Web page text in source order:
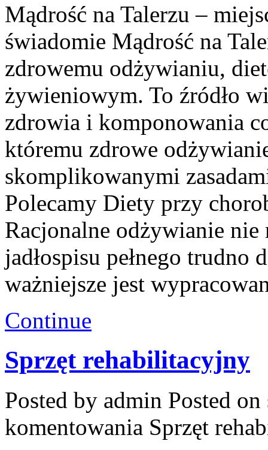
Mądrość na Talerzu –
świadomie Mądrość na
zdrowemu odżywianiu,
żywieniowym. To źródło
zdrowia i komponowania
któremu zdrowe
skomplikowanymi
Polecamy Diety przy
Racjonalne odżywianie
jadłospisu pełnego trudno
ważniejsze jest
Continue
Sprzęt rehabilitacyjny
Posted by admin Posted
komentowania Sprzęt